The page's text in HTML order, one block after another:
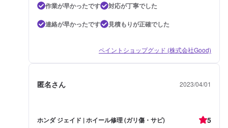
作業が早かったです
対応が丁寧でした
連絡が早かったです
見積もりが正確でした
ペイントショップグッド (株式会社Good)
匿名さん 2023/04/01
ホンダ ジェイド | ホイール修理 (ガリ傷・サビ) 5